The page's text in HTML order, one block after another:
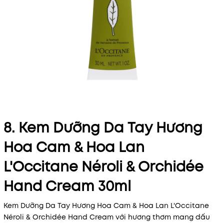
8. Kem Dưỡng Da Tay Hương
Hoa Cam & Hoa Lan
L'Occitane Néroli & Orchidée
Hand Cream 30ml
Kem Dưỡng Da Tay Hương Hoa Cam & Hoa Lan L'Occitane
Néroli & Orchidée Hand Cream với hương thơm mang dấu